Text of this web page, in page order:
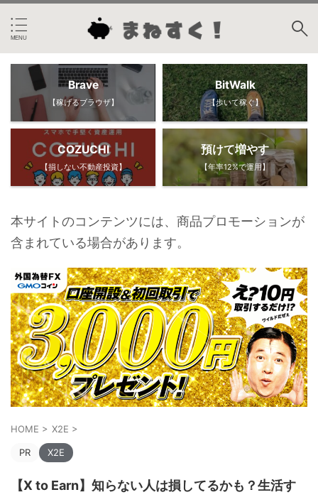
Brave
【稼げるブラウザ】
BitWalk
【歩いて稼ぐ】
COZUCHI
【損しない不動産投資】
預けて増やす
【年率12%で運用】
本サイトのコンテンツには、商品プロモーションが
含まれている場合があります。
HOME > X2E >
PR X2E
【X to Earn】知らない人は損してるかも？生活す